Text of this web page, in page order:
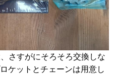
さすがにそろそろ交換しな
ケットとチェーンは用意し